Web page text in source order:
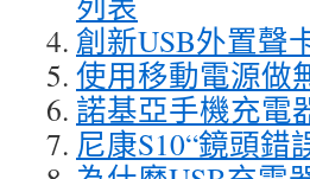
創新USB外置聲
使用移動電源做
諾基亞手機充電
尼康S10“鏡頭錯